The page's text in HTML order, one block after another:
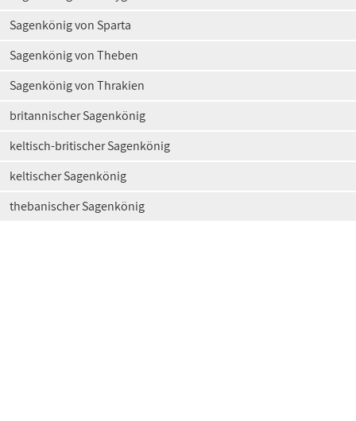
Sagenkönig von Sparta
Sagenkönig von Theben
Sagenkönig von Thrakien
britannischer Sagenkönig
keltisch-britischer Sagenkönig
keltischer Sagenkönig
thebanischer Sagenkönig